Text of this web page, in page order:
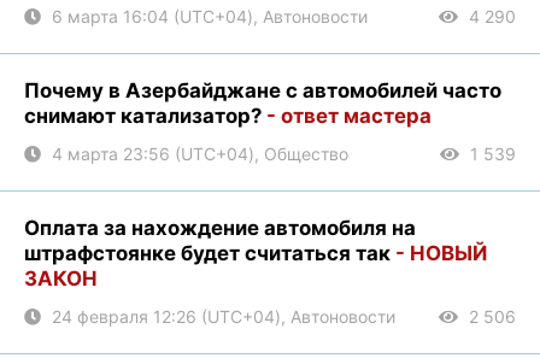
6 марта 16:04 (UTC+04), Автоновости 4 290
Почему в Азербайджане с автомобилей часто
снимают катализатор? - ответ мастера
4 марта 23:56 (UTC+04), Общество 1 539
Оплата за нахождение автомобиля на
штрафстоянке будет считаться так - НОВЫЙ
ЗАКОН
24 февраля 12:26 (UTC+04), Автоновости 2 506